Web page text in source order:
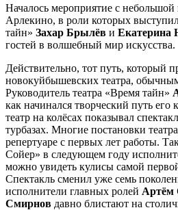
Началось мероприятие с небольшой
Арлекино, в роли которых
тайн» Захар Брылёв и Екатерина
гостей в волшебный мир искусства.
Действительно, тот путь, который
новокуйбышевских театра,
Руководитель театра «Время тайн»
как начинался творческий путь его
театр на колёсах показывал
турбазах. Многие постановки
репертуаре с первых лет работы.
Сойер» в следующем году
можно увидеть кулисы самой
Спектакль сменил уже семь
исполнители главных ролей Артём
Смирнов давно блистают на